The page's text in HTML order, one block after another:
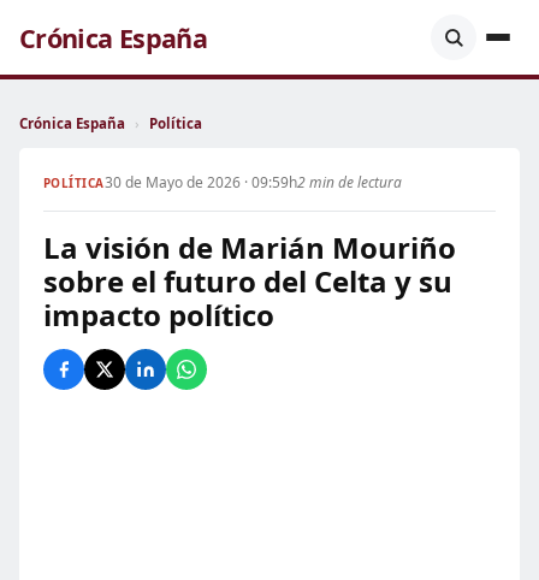
Crónica España
Crónica España › Política
POLÍTICA30 de Mayo de 2026 · 09:59h2 min de lectura
La visión de Marián Mouriño
sobre el futuro del Celta y su
impacto político